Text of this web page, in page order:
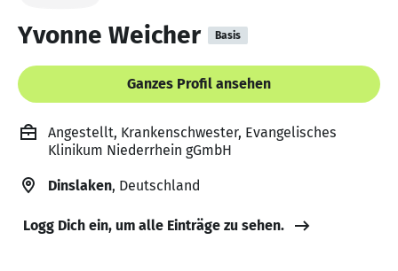
Yvonne Weicher Basis
Ganzes Profil ansehen
Angestellt, Krankenschwester, Evangelisches
Klinikum Niederrhein gGmbH
Dinslaken, Deutschland
Logg Dich ein, um alle Einträge zu sehen.